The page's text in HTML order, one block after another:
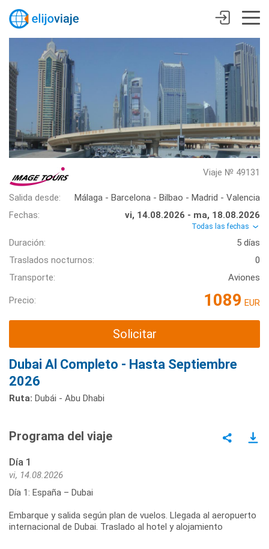
Viaje № 49131
Salida desde:
Málaga - Barcelona - Bilbao - Madrid - Valencia
Fechas:
vi, 14.08.2026 - ma, 18.08.2026
Todas las fechas
Duración:
5 días
Traslados nocturnos:
0
Transporte:
Aviones
Precio: 1089 EUR
Solicitar
Dubai Al Completo - Hasta Septiembre
2026
Ruta: Dubái - Abu Dhabi
Programa del viaje
Día 1
vi, 14.08.2026
Día 1: España – Dubai
Embarque y salida según plan de vuelos. Llegada al aeropuerto
internacional de Dubai. Traslado al hotel y alojamiento